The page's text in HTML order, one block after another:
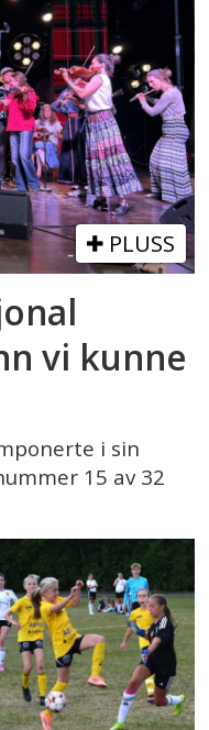
PLUSS
vi kunne
i sin
15 av 32